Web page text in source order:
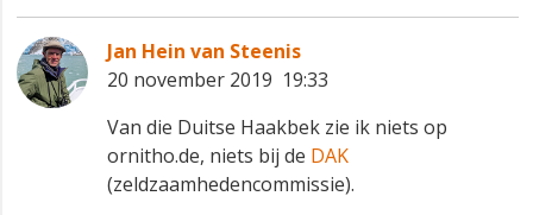
Jan Hein van Steenis
20 november 2019 19:33
Van die Duitse Haakbek zie ik niets op
ornitho.de, niets bij de DAK
(zeldzaamhedencommissie).